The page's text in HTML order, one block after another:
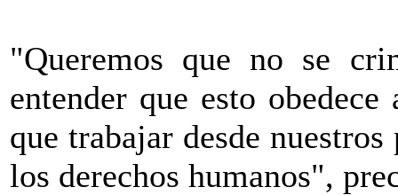
"Queremos que no se
entender que esto
que trabajar desde
los derechos humanos",